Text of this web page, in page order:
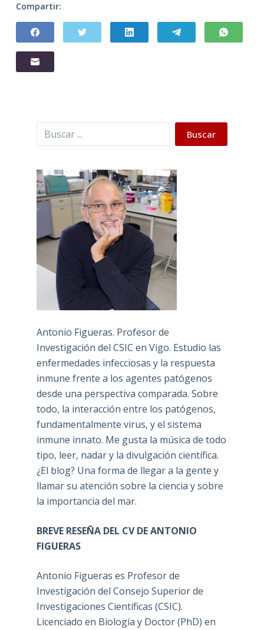
Compartir:
Buscar Buscar
Antonio Figueras. Profesor de
Investigación del CSIC en Vigo. Estudio las
enfermedades infecciosas y la respuesta
inmune frente a los agentes patógenos
desde una perspectiva comparada. Sobre
todo, la interacción entre los patógenos,
fundamentalmente virus, y el sistema
inmune innato. Me gusta la música de todo
tipo, leer, nadar y la divulgación científica.
¿El blog? Una forma de llegar a la gente y
llamar su atención sobre la ciencia y sobre
la importancia del mar.
BREVE RESEÑA DEL CV DE ANTONIO
FIGUERAS
Antonio Figueras es Profesor de
Investigación del Consejo Superior de
Investigaciones Científicas (CSIC).
Licenciado en Biología y Doctor (PhD) en